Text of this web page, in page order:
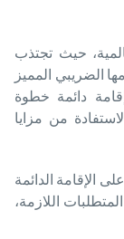
حيث تجتذب
الضريبي المميز
دائمة خطوة
من مزايا
الإقامة الدائمة
اللازمة،